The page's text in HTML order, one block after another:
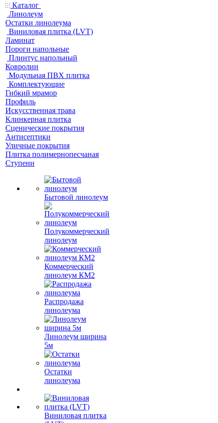
Каталог
Линолеум
Остатки линолеума
Виниловая плитка (LVT)
Ламинат
Пороги напольные
Плинтус напольный
Ковролин
Модульная ПВХ плитка
Комплектующие
Гибкий мрамор
Профиль
Искусственная трава
Клинкерная плитка
Сценические покрытия
Антисептики
Уличные покрытия
Плитка полимернопесчаная
Ступени
Бытовой линолеум
Полукоммерческий
линолеум
Коммерческий
линолеум КМ2
Распродажа
линолеума
Линолеум ширина
5м
Остатки
линолеума
Виниловая плитка